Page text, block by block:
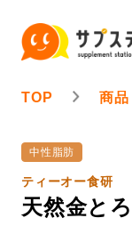
TOP 商品
中性脂肪
ティーオー食研
天然金と